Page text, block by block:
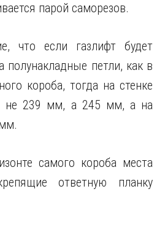
парой саморезов.
что если газлифт будет
полунакладные петли, как в
короба, тогда на стенке
не 239 мм, а 245 мм, а на
самого короба места
ответную планку